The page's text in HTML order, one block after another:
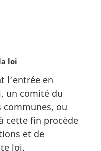
loi
l’entrée en
un comité du
communes, ou
cette fin procède
et de
loi.